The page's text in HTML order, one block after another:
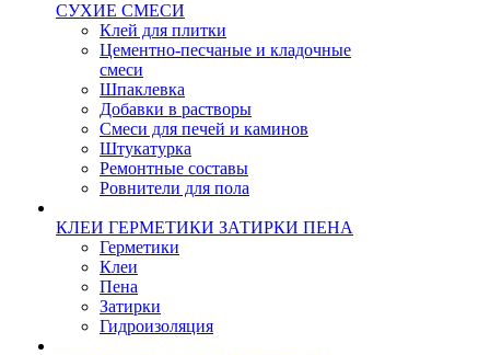
СУХИЕ СМЕСИ
Клей для плитки
Цементно-песчаные и кладочные
смеси
Шпаклевка
Добавки в растворы
Смеси для печей и каминов
Штукатурка
Ремонтные составы
Ровнители для пола
КЛЕИ ГЕРМЕТИКИ ЗАТИРКИ ПЕНА
Герметики
Клеи
Пена
Затирки
Гидроизоляция